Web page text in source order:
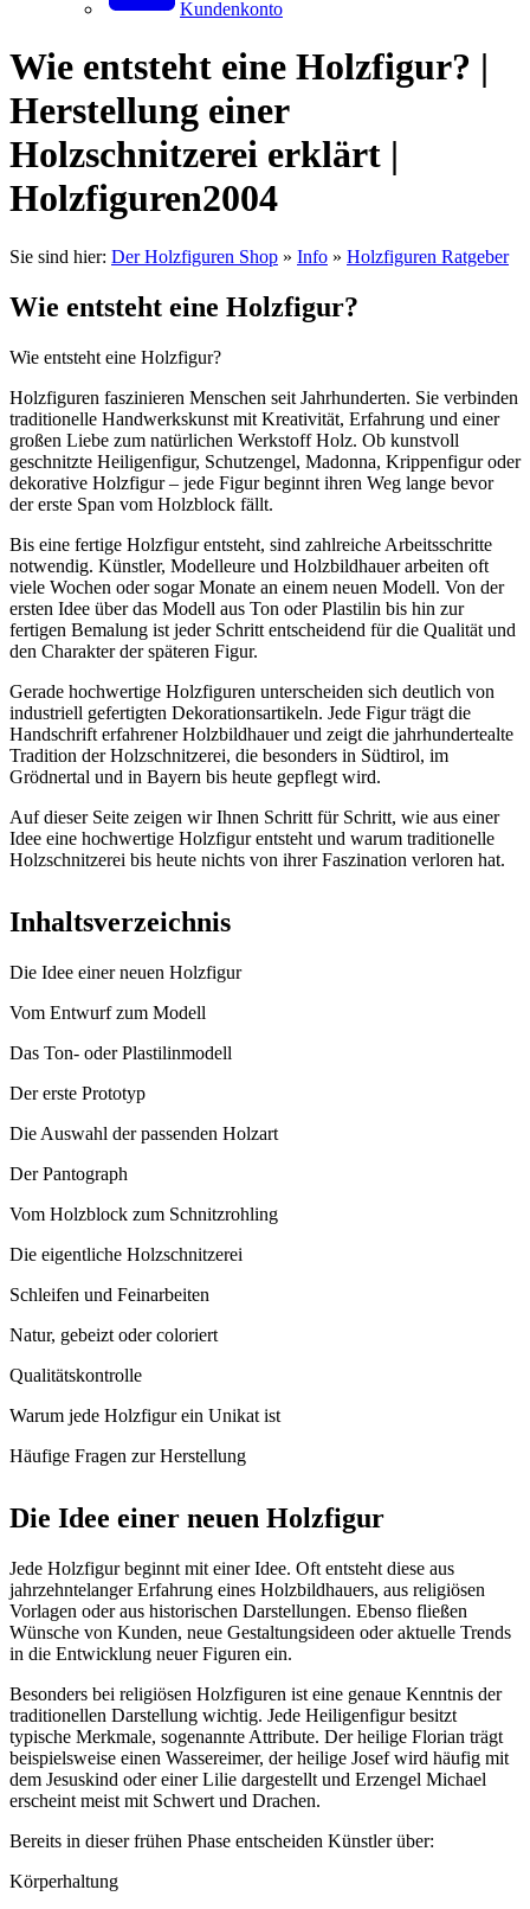
Kundenkonto
Wie entsteht eine Holzfigur? |
Herstellung einer
Holzschnitzerei erklärt |
Holzfiguren2004
Sie sind hier: Der Holzfiguren Shop » Info » Holzfiguren Ratgeber
Wie entsteht eine Holzfigur?
Wie entsteht eine Holzfigur?
Holzfiguren faszinieren Menschen seit Jahrhunderten. Sie verbinden
traditionelle Handwerkskunst mit Kreativität, Erfahrung und einer
großen Liebe zum natürlichen Werkstoff Holz. Ob kunstvoll
geschnitzte Heiligenfigur, Schutzengel, Madonna, Krippenfigur oder
dekorative Holzfigur – jede Figur beginnt ihren Weg lange bevor
der erste Span vom Holzblock fällt.
Bis eine fertige Holzfigur entsteht, sind zahlreiche Arbeitsschritte
notwendig. Künstler, Modelleure und Holzbildhauer arbeiten oft
viele Wochen oder sogar Monate an einem neuen Modell. Von der
ersten Idee über das Modell aus Ton oder Plastilin bis hin zur
fertigen Bemalung ist jeder Schritt entscheidend für die Qualität und
den Charakter der späteren Figur.
Gerade hochwertige Holzfiguren unterscheiden sich deutlich von
industriell gefertigten Dekorationsartikeln. Jede Figur trägt die
Handschrift erfahrener Holzbildhauer und zeigt die jahrhundertealte
Tradition der Holzschnitzerei, die besonders in Südtirol, im
Grödnertal und in Bayern bis heute gepflegt wird.
Auf dieser Seite zeigen wir Ihnen Schritt für Schritt, wie aus einer
Idee eine hochwertige Holzfigur entsteht und warum traditionelle
Holzschnitzerei bis heute nichts von ihrer Faszination verloren hat.
Inhaltsverzeichnis
Die Idee einer neuen Holzfigur
Vom Entwurf zum Modell
Das Ton- oder Plastilinmodell
Der erste Prototyp
Die Auswahl der passenden Holzart
Der Pantograph
Vom Holzblock zum Schnitzrohling
Die eigentliche Holzschnitzerei
Schleifen und Feinarbeiten
Natur, gebeizt oder coloriert
Qualitätskontrolle
Warum jede Holzfigur ein Unikat ist
Häufige Fragen zur Herstellung
Die Idee einer neuen Holzfigur
Jede Holzfigur beginnt mit einer Idee. Oft entsteht diese aus
jahrzehntelanger Erfahrung eines Holzbildhauers, aus religiösen
Vorlagen oder aus historischen Darstellungen. Ebenso fließen
Wünsche von Kunden, neue Gestaltungsideen oder aktuelle Trends
in die Entwicklung neuer Figuren ein.
Besonders bei religiösen Holzfiguren ist eine genaue Kenntnis der
traditionellen Darstellung wichtig. Jede Heiligenfigur besitzt
typische Merkmale, sogenannte Attribute. Der heilige Florian trägt
beispielsweise einen Wassereimer, der heilige Josef wird häufig mit
dem Jesuskind oder einer Lilie dargestellt und Erzengel Michael
erscheint meist mit Schwert und Drachen.
Bereits in dieser frühen Phase entscheiden Künstler über:
Körperhaltung